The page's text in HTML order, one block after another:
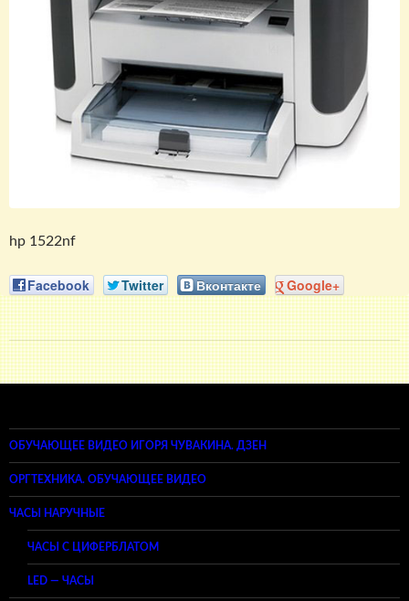
hp 1522nf
Facebook Twitter Вконтакте Google+
ОБУЧАЮЩЕЕ ВИДЕО ИГОРЯ ЧУВАКИНА. ДЗЕН
ОРГТЕХНИКА. ОБУЧАЮЩЕЕ ВИДЕО
ЧАСЫ НАРУЧНЫЕ
ЧАСЫ С ЦИФЕРБЛАТОМ
LED — ЧАСЫ